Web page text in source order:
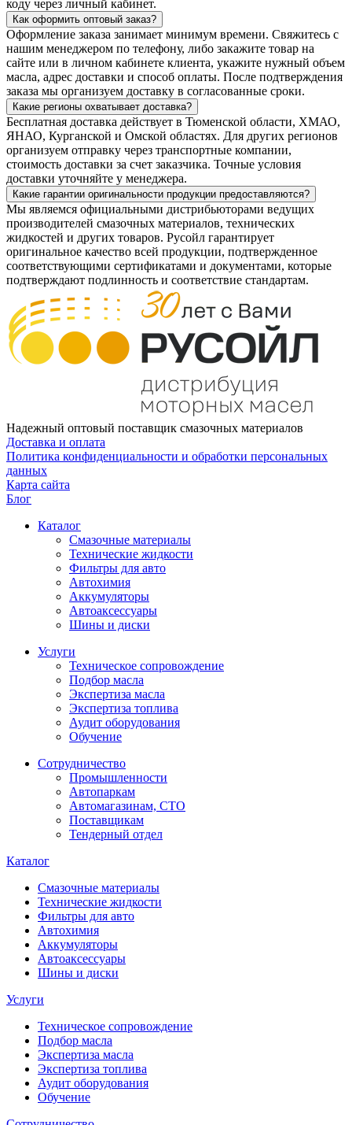
коду через личный кабинет.
Как оформить оптовый заказ?
Оформление заказа занимает минимум времени. Свяжитесь с
нашим менеджером по телефону, либо закажите товар на
сайте или в личном кабинете клиента, укажите нужный объем
масла, адрес доставки и способ оплаты. После подтверждения
заказа мы организуем доставку в согласованные сроки.
Какие регионы охватывает доставка?
Бесплатная доставка действует в Тюменской области, ХМАО,
ЯНАО, Курганской и Омской областях. Для других регионов
организуем отправку через транспортные компании,
стоимость доставки за счет заказчика. Точные условия
доставки уточняйте у менеджера.
Какие гарантии оригинальности продукции предоставляются?
Мы являемся официальными дистрибьюторами ведущих
производителей смазочных материалов, технических
жидкостей и других товаров. Русойл гарантирует
оригинальное качество всей продукции, подтвержденное
соответствующими сертификатами и документами, которые
подтверждают подлинность и соответствие стандартам.
Надежный оптовый поставщик смазочных материалов
Доставка и оплата
Политика конфиденциальности и обработки персональных
данных
Карта сайта
Блог
Каталог
Смазочные материалы
Технические жидкости
Фильтры для авто
Автохимия
Аккумуляторы
Автоаксессуары
Шины и диски
Услуги
Техническое сопровождение
Подбор масла
Экспертиза масла
Экспертиза топлива
Аудит оборудования
Обучение
Сотрудничество
Промышленности
Автопаркам
Автомагазинам, СТО
Поставщикам
Тендерный отдел
Каталог
Смазочные материалы
Технические жидкости
Фильтры для авто
Автохимия
Аккумуляторы
Автоаксессуары
Шины и диски
Услуги
Техническое сопровождение
Подбор масла
Экспертиза масла
Экспертиза топлива
Аудит оборудования
Обучение